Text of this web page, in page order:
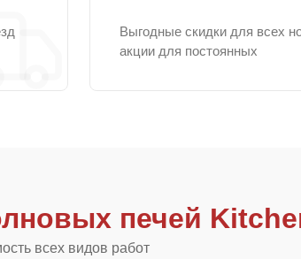
Выгодные скидки для всех
акции для постоянных
печей
всех видов работ